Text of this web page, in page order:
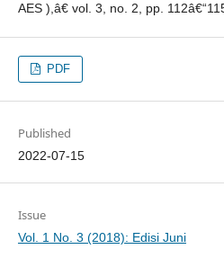
AES ),â€ vol. 3, no. 2, pp.
PDF
Published
2022-07-15
Issue
Vol. 1 No. 3 (2018): Edisi Juni